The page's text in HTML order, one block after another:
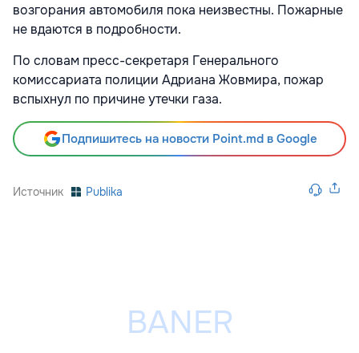
возгорания автомобиля пока неизвестны. Пожарные
не вдаются в подробности.
По словам пресс-секретаря Генерального
комиссариата полиции Адриана Жовмира, пожар
вспыхнул по причине утечки газа.
Подпишитесь на новости Point.md в Google
Источник Publika